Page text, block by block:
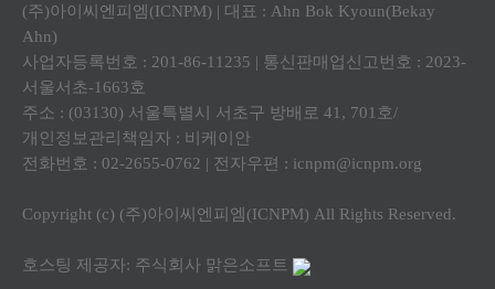
(주)아이씨엔피엠(ICNPM) | 대표 : Ahn Bok Kyoun(Bekay
Ahn)
사업자등록번호 : 201-86-11235 | 통신판매업신고번호 : 2023-
서울서초-1663호
주소 : (03130) 서울특별시 서초구 방배로 41, 701호/
개인정보관리책임자 : 비케이안
전화번호 : 02-2655-0762 | 전자우편 : icnpm@icnpm.org
Copyright (c) (주)아이씨엔피엠(ICNPM) All Rights Reserved.
호스팅 제공자: 주식회사 맑은소프트